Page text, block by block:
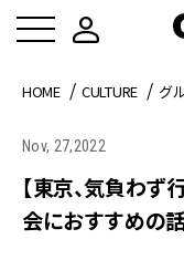
HOME CULTURE グ
Nov, 27,2022
【東京、気負わず
会におすすめの